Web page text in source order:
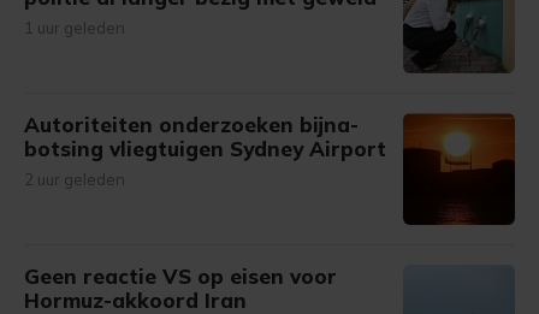
1 uur geleden
Autoriteiten onderzoeken bijna-
botsing vliegtuigen Sydney Airport
2 uur geleden
Geen reactie VS op eisen voor
Hormuz-akkoord Iran